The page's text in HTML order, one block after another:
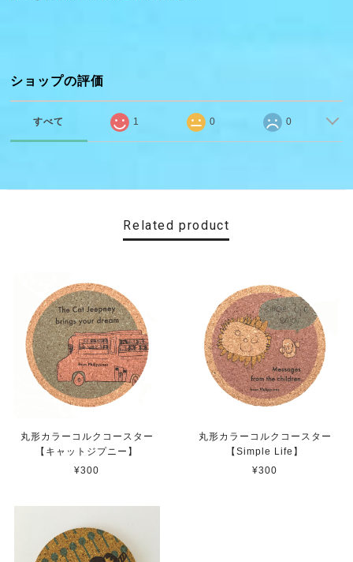
ショップの評価
すべて 1 0 0
Related product
丸形カラーコルクコースター
【キャットジプニー】
¥300
丸形カラーコルクコースター
【Simple Life】
¥300